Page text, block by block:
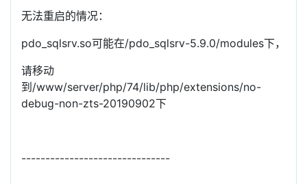
无法重启的情况：
pdo_sqlsrv.so可能在/pdo_sqlsrv-5.9.0/modules下，
请移动
到/www/server/php/74/lib/php/extensions/no-
debug-non-zts-20190902下
-------------------------------